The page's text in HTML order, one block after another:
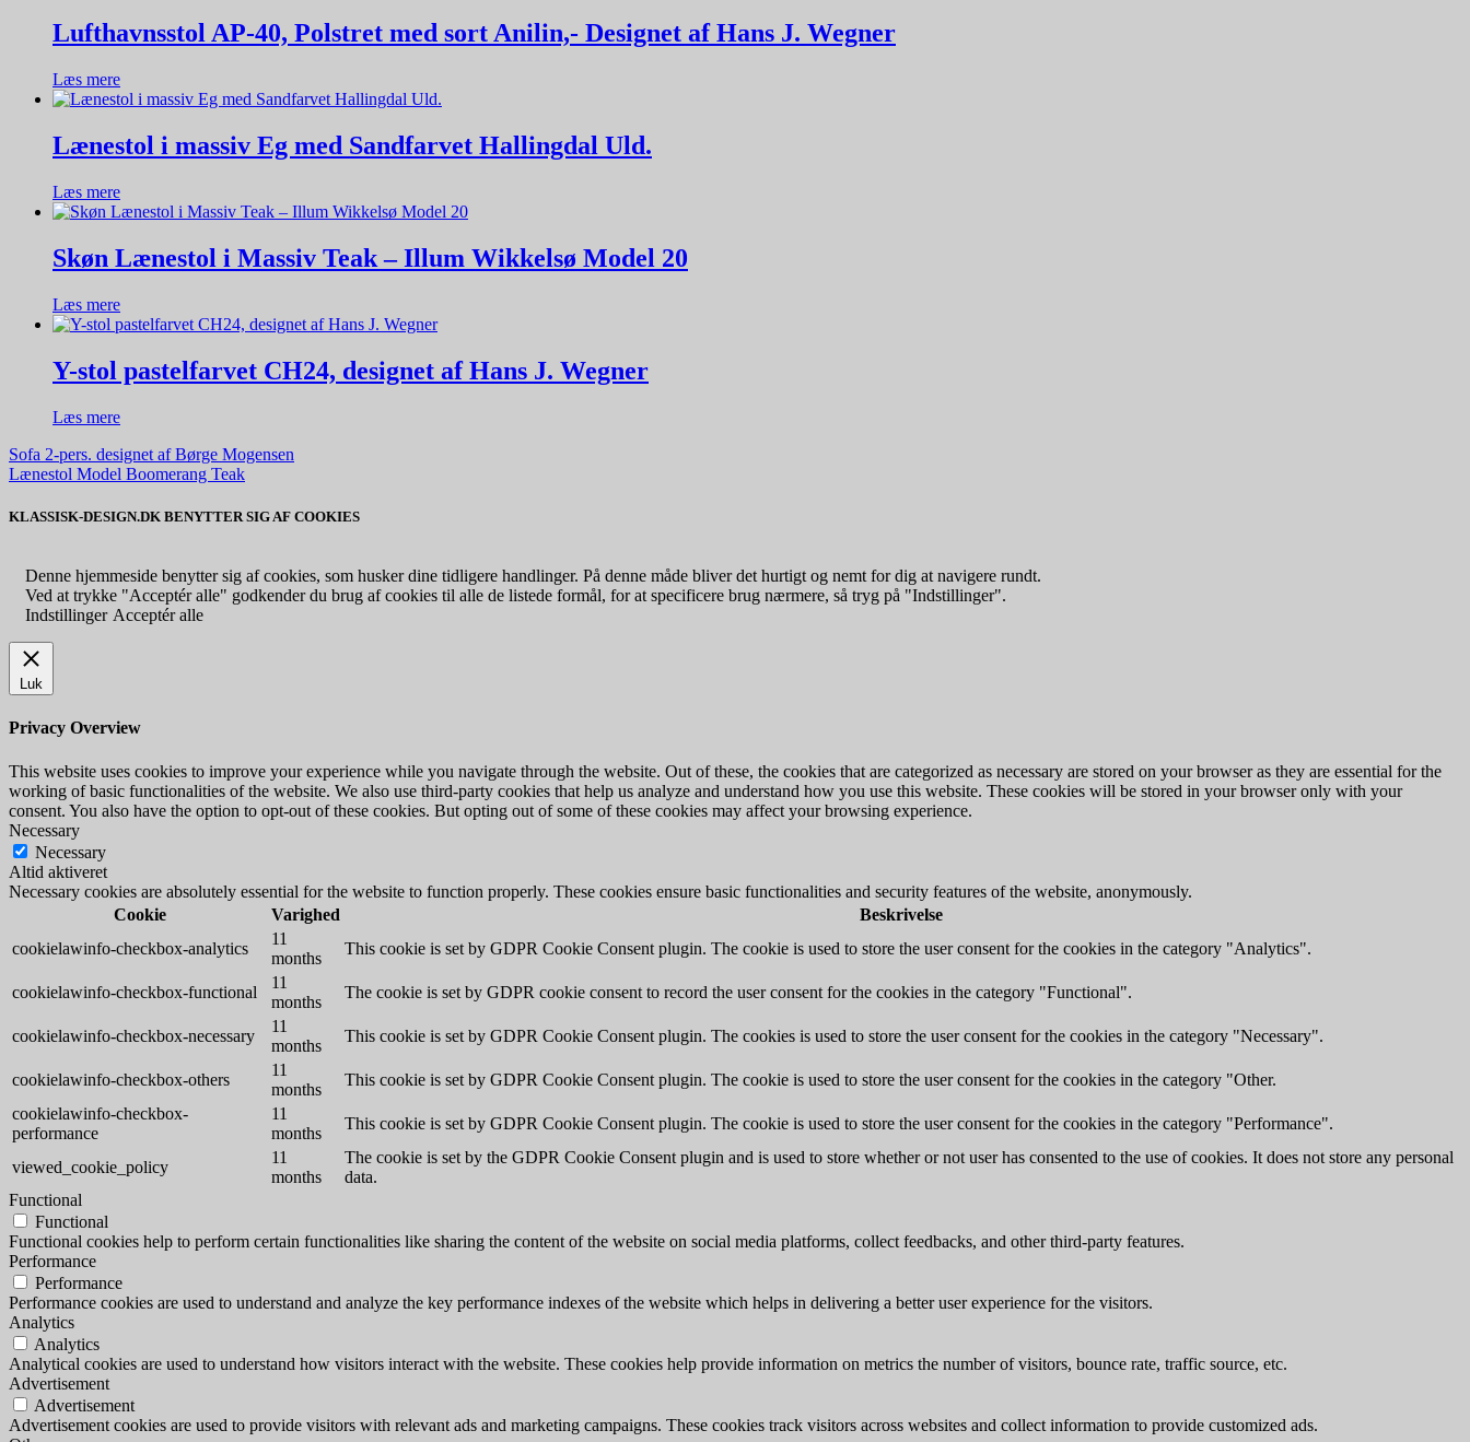
Lufthavnsstol AP-40, Polstret med sort Anilin,- Designet af Hans J. Wegner
Læs mere
Lænestol i massiv Eg med Sandfarvet Hallingdal Uld.
Læs mere
Skøn Lænestol i Massiv Teak – Illum Wikkelsø Model 20
Læs mere
Y-stol pastelfarvet CH24, designet af Hans J. Wegner
Læs mere
Indlægsnavigation
Sofa 2-pers. designet af Børge Mogensen
Lænestol Model Boomerang Teak
KLASSISK-DESIGN.DK BENYTTER SIG AF COOKIES
Denne hjemmeside benytter sig af cookies, som husker dine tidligere handlinger. På denne måde bliver det hurtigt og nemt for dig at navigere rundt.
Ved at trykke "Acceptér alle" godkender du brug af cookies til alle de listede formål, for at specificere brug nærmere, så tryg på "Indstillinger".
Indstillinger Acceptér alle
Luk
Privacy Overview
This website uses cookies to improve your experience while you navigate through the website. Out of these, the cookies that are categorized as necessary are stored on your browser as they are essential for the
working of basic functionalities of the website. We also use third-party cookies that help us analyze and understand how you use this website. These cookies will be stored in your browser only with your
consent. You also have the option to opt-out of these cookies. But opting out of some of these cookies may affect your browsing experience.
Necessary
Necessary
Altid aktiveret
Necessary cookies are absolutely essential for the website to function properly. These cookies ensure basic functionalities and security features of the website, anonymously.
Cookie
Varighed
Beskrivelse
cookielawinfo-checkbox-analytics
11
months
This cookie is set by GDPR Cookie Consent plugin. The cookie is used to store the user consent for the cookies in the category "Analytics".
cookielawinfo-checkbox-functional
11
months
The cookie is set by GDPR cookie consent to record the user consent for the cookies in the category "Functional".
cookielawinfo-checkbox-necessary
11
months
This cookie is set by GDPR Cookie Consent plugin. The cookies is used to store the user consent for the cookies in the category "Necessary".
cookielawinfo-checkbox-others
11
months
This cookie is set by GDPR Cookie Consent plugin. The cookie is used to store the user consent for the cookies in the category "Other.
cookielawinfo-checkbox-
performance
11
months
This cookie is set by GDPR Cookie Consent plugin. The cookie is used to store the user consent for the cookies in the category "Performance".
viewed_cookie_policy
11
months
The cookie is set by the GDPR Cookie Consent plugin and is used to store whether or not user has consented to the use of cookies. It does not store any personal
data.
Functional
Functional
Functional cookies help to perform certain functionalities like sharing the content of the website on social media platforms, collect feedbacks, and other third-party features.
Performance
Performance
Performance cookies are used to understand and analyze the key performance indexes of the website which helps in delivering a better user experience for the visitors.
Analytics
Analytics
Analytical cookies are used to understand how visitors interact with the website. These cookies help provide information on metrics the number of visitors, bounce rate, traffic source, etc.
Advertisement
Advertisement
Advertisement cookies are used to provide visitors with relevant ads and marketing campaigns. These cookies track visitors across websites and collect information to provide customized ads.